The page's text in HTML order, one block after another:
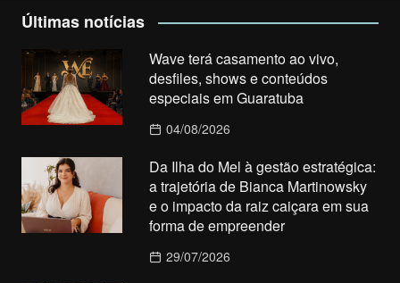
Últimas notícias
Wave terá casamento ao vivo,
desfiles, shows e conteúdos
especiais em Guaratuba
04/08/2026
Da Ilha do Mel à gestão estratégica:
a trajetória de Bianca Martinowsky
e o impacto da raiz caiçara em sua
forma de empreender
29/07/2026